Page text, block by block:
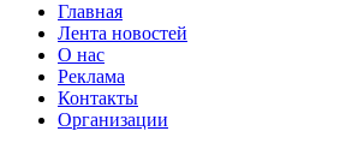
Главная
Лента новостей
О нас
Реклама
Контакты
Организации